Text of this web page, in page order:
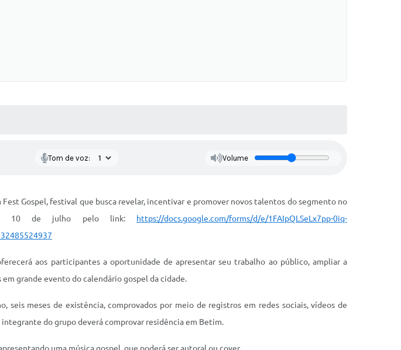
Tom de voz: Volume
Gospel, festival que busca revelar, incentivar e promover novos talentos do segmento no
10 de julho pelo link: https://docs.google.com/forms/d/e/1FAIpQLSeLx7pp-0iq-
aos participantes a oportunidade de apresentar seu trabalho ao público, ampliar a
grande evento do calendário gospel da cidade.
meses de existência, comprovados por meio de registros em redes sociais, vídeos de
do grupo deverá comprovar residência em Betim.